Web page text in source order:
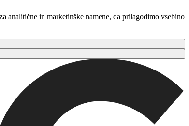
analitične in marketinške namene, da prilagodimo vsebino